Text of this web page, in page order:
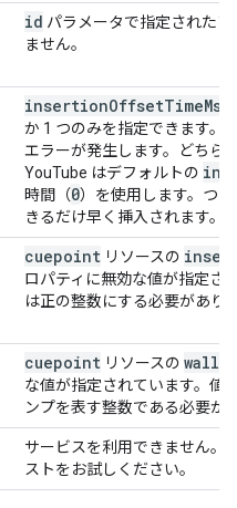
id パラメータで指定された
ません。
insertionOffsetTimeMs
か 1 つのみを指定できます。
エラーが発生します。どちら
YouTube はデフォルトの
時間（0）を使用します。つ
きるだけ早く挿入されます。
cuepoint リソースの
ロパティに無効な値が指定さ
は正の整数にする必要があり
cuepoint リソースの
な値が指定されています。値
ンプを表す整数である必要が
サービスを利用できません。
ストをお試しください。